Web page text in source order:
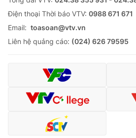
Ðiện thoại Thời báo VTV: 0988 671 671
Email: toasoan@vtv.vn
Liên hệ quảng cáo: (024) 626 79595